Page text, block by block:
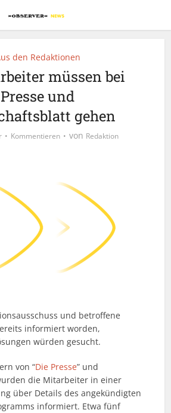
den Redaktionen
müssen bei
Presse und
gehen
Kommentieren von Redaktion
und betroffene
informiert worden,
würden gesucht.
von “Die Presse” und
die Mitarbeiter in einer
über Details des angekündigten
informiert. Etwa fünf